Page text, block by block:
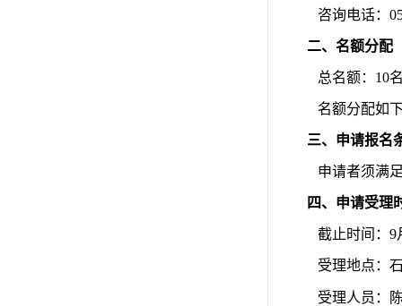
咨询电话：
二、名额分配
总名额： 10
名额分配如
三、申请报名
申请者须满
四、申请受理
截止时间： 9
受理地点：
受理人员：